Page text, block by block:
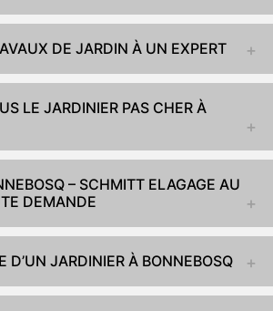
DE JARDIN À UN EXPERT
LE JARDINIER PAS CHER À
– SCHMITT ELAGAGE AU
DEMANDE
D’UN JARDINIER À BONNEBOSQ